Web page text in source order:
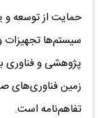
حمایت از توسعه و
سیستم‌ها تجهیزات
پژوهشی و فناوری
زمین فناوری‌های
تفاهم‌نامه است.